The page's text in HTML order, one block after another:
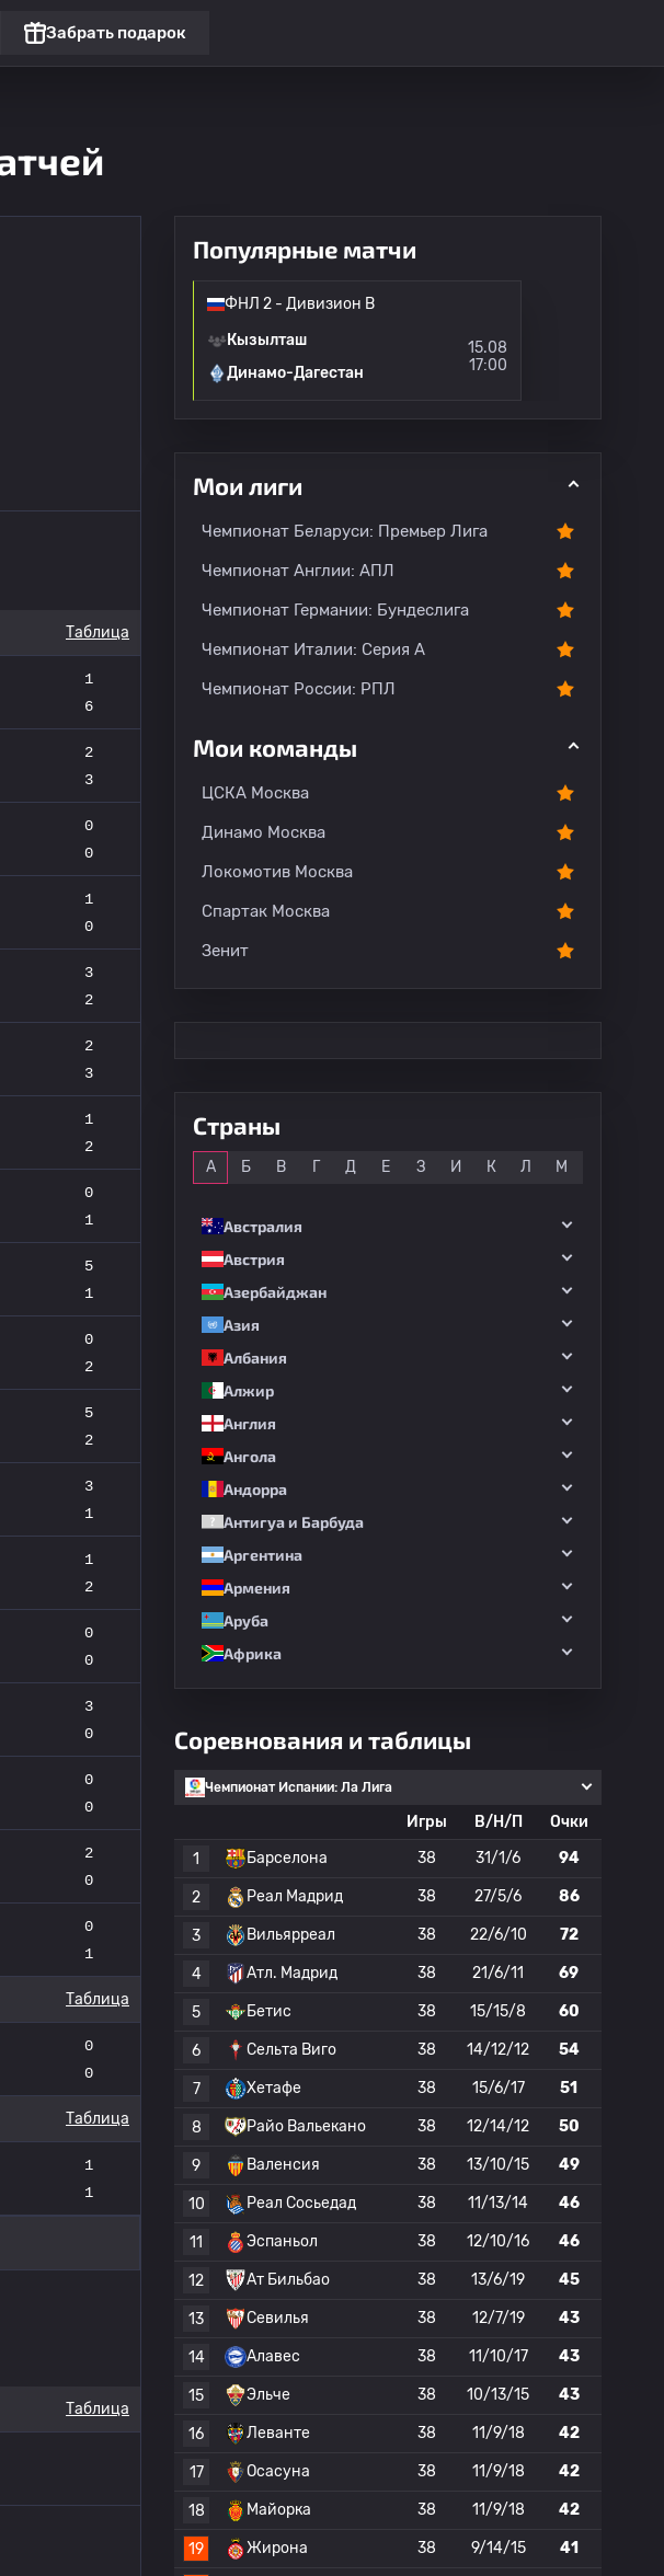
Забрать подарок
Таблица
1
6
2
3
0
0
1
0
3
2
2
3
1
2
0
1
5
1
0
2
5
2
3
1
1
2
0
0
3
0
0
0
2
0
0
1
Таблица
0
0
Таблица
1
1
Таблица
Популярные матчи
ФНЛ 2 - Дивизион B
Кызылташ
Динамо-Дагестан
15.08
17:00
Мои лиги
Чемпионат Беларуси: Премьер Лига
Чемпионат Англии: АПЛ
Чемпионат Германии: Бундеслига
Чемпионат Италии: Серия А
Чемпионат России: РПЛ
Мои команды
ЦСКА Москва
Динамо Москва
Локомотив Москва
Спартак Москва
Зенит
Страны
А Б В Г Д Е З И К Л М
Австралия
Австрия
Азербайджан
Азия
Албания
Алжир
Англия
Ангола
Андорра
Антигуа и Барбуда
Аргентина
Армения
Аруба
Африка
Соревнования и таблицы
Чемпионат Испании: Ла Лига
Игры В/Н/П
Очки
1
Барселона 38 31/1/6 94
2 Реал Мадрид 38 27/5/6 86
3 Вильярреал 38 22/6/10 72
4 Атл. Мадрид 38 21/6/11 69
5 Бетис 38 15/15/8 60
6 Сельта Виго 38 14/12/12 54
7 Хетафе 38 15/6/17 51
8 Райо Вальекано 38 12/14/12 50
9 Валенсия 38 13/10/15 49
10 Реал Сосьедад 38 11/13/14 46
11 Эспаньол 38 12/10/16 46
12 Ат Бильбао 38 13/6/19 45
13 Севилья 38 12/7/19 43
14 Алавес 38 11/10/17 43
15 Эльче 38 10/13/15 43
16 Леванте 38 11/9/18 42
17 Осасуна 38 11/9/18 42
18 Майорка 38 11/9/18 42
19 Жирона 38 9/14/15 41